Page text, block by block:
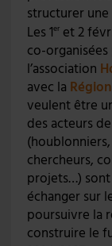
structurer
Les 1eret 2
co-
l’association
avec la
veulent être
des acteurs
chercheurs,
projets…)
échanger sur
poursuivre la
construire le